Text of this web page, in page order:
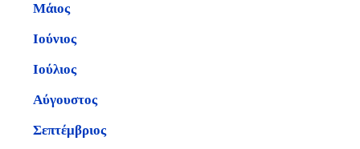
Μάιος
Ιούνιος
Ιούλιος
Αύγουστος
Σεπτέμβριος